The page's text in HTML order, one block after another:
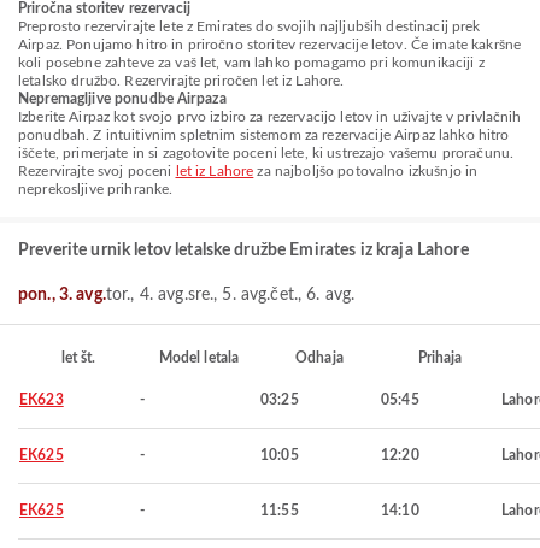
Priročna storitev rezervacij
Preprosto rezervirajte lete z Emirates do svojih najljubših destinacij prek
Airpaz. Ponujamo hitro in priročno storitev rezervacije letov. Če imate kakršne
koli posebne zahteve za vaš let, vam lahko pomagamo pri komunikaciji z
letalsko družbo. Rezervirajte priročen let iz Lahore.
Nepremagljive ponudbe Airpaza
Izberite Airpaz kot svojo prvo izbiro za rezervacijo letov in uživajte v privlačnih
ponudbah. Z intuitivnim spletnim sistemom za rezervacije Airpaz lahko hitro
iščete, primerjate in si zagotovite poceni lete, ki ustrezajo vašemu proračunu.
Rezervirajte svoj poceni
let iz Lahore za najboljšo potovalno izkušnjo in
neprekosljive prihranke.
Preverite urnik letov letalske družbe Emirates iz kraja Lahore
pon., 3. avg.tor., 4. avg.sre., 5. avg.čet., 6. avg.
let št. Model letala Odhaja Prihaja
EK623 - 03:25 05:45
EK625 - 10:05 12:20
EK625 - 11:55 14:10